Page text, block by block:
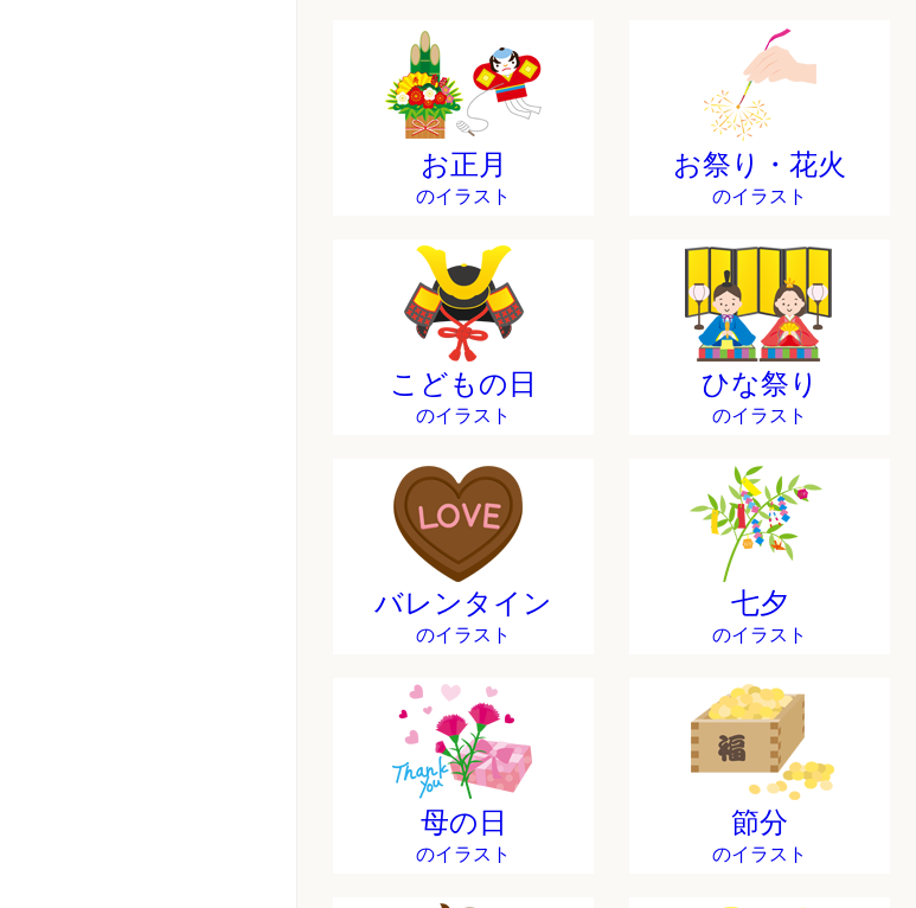
お正月
のイラスト
お祭り・花火
のイラスト
こどもの日
のイラスト
ひな祭り
のイラスト
バレンタイン
のイラスト
七夕
のイラスト
母の日
のイラスト
節分
のイラスト